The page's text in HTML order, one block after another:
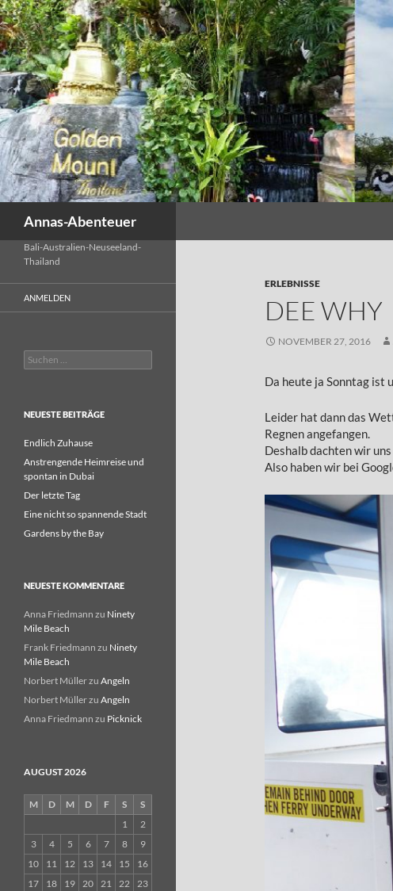
Zum
Inhalt
springen
Annas-Abenteuer
ERLEBNISSE
DEE WHY
NOVEMBER 27, 2016
Da heute ja Sonntag ist
Leider hat dann das
Regnen angefangen.
Deshalb dachten wir
Also haben wir bei
Bali-Australien-Neuseeland-
Thailand
ANMELDEN
Suchen
nach:
NEUESTE BEITRÄGE
Endlich Zuhause
Anstrengende Heimreise und
spontan in Dubai
Der letzte Tag
Eine nicht so spannende Stadt
Gardens by the Bay
NEUESTE KOMMENTARE
Anna Friedmann zu Ninety
Mile Beach
Frank Friedmann zu Ninety
Mile Beach
Norbert Müllerzu Angeln
Norbert Müllerzu Angeln
Anna Friedmann zu Picknick
AUGUST 2026
M D M D F S
S
1
2
3
4 5 6 7 8
9
10
11 12 13 14 15
16
17
18 19 20 21 22
23